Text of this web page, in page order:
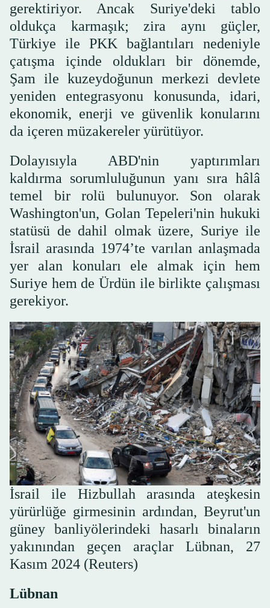
gerektiriyor. Ancak Suriye'deki tablo
oldukça karmaşık; zira aynı güçler,
Türkiye ile PKK bağlantıları nedeniyle
çatışma içinde oldukları bir dönemde,
Şam ile kuzeydoğunun merkezi devlete
yeniden entegrasyonu konusunda, idari,
ekonomik, enerji ve güvenlik konularını
da içeren müzakereler yürütüyor.
Dolayısıyla ABD'nin yaptırımları
kaldırma sorumluluğunun yanı sıra hâlâ
temel bir rolü bulunuyor. Son olarak
Washington'un, Golan Tepeleri'nin hukuki
statüsü de dahil olmak üzere, Suriye ile
İsrail arasında 1974’te varılan anlaşmada
yer alan konuları ele almak için hem
Suriye hem de Ürdün ile birlikte çalışması
gerekiyor.
İsrail ile Hizbullah arasında ateşkesin
yürürlüğe girmesinin ardından, Beyrut'un
güney banliyölerindeki hasarlı binaların
yakınından geçen araçlar Lübnan, 27
Kasım 2024 (Reuters)
Lübnan